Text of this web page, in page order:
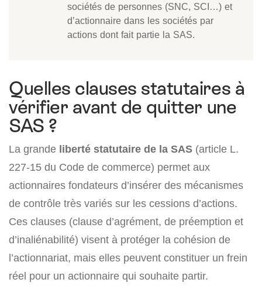
sociétés de personnes (SNC, SCI…) et
d’actionnaire dans les sociétés par
actions dont fait partie la SAS.
Quelles clauses statutaires à
vérifier avant de quitter une
SAS ?
La grande liberté statutaire de la SAS (article L.
227-15 du Code de commerce) permet aux
actionnaires fondateurs d’insérer des mécanismes
de contrôle très variés sur les cessions d’actions.
Ces clauses (clause d’agrément, de préemption et
d’inaliénabilité) visent à protéger la cohésion de
l’actionnariat, mais elles peuvent constituer un frein
réel pour un actionnaire qui souhaite partir.